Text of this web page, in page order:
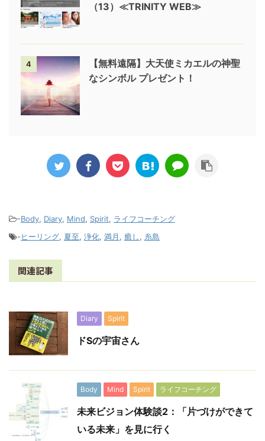
（13）≪TRINITY WEB≫
4
【無料遠隔】大天使ミカエルの神聖
なシンボル プレゼント！
-Body, Diary, Mind, Spirit, ライフコーチング
-ヒーリング, 夏至, 浄化, 満月 , 癒し, 糸島
関連記事
Diary Spirit
ドSの宇宙さん
Body Mind Spirit ライフコーチング
未来ビジョン体験談2：「片づけができて
いる未来」を見に行く